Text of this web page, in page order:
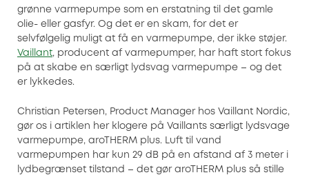
grønne varmepumpe som en erstatning til det gamle
olie- eller gasfyr. Og det er en skam, for det er
selvfølgelig muligt at få en varmepumpe, der ikke støjer.
Vaillant, producent af varmepumper, har haft stort fokus
på at skabe en særligt lydsvag varmepumpe – og det
er lykkedes.
Christian Petersen, Product Manager hos Vaillant Nordic,
gør os i artiklen her klogere på Vaillants særligt lydsvage
varmepumpe, aroTHERM plus. Luft til vand
varmepumpen har kun 29 dB på en afstand af 3 meter i
lydbegrænset tilstand – det gør aroTHERM plus så stille